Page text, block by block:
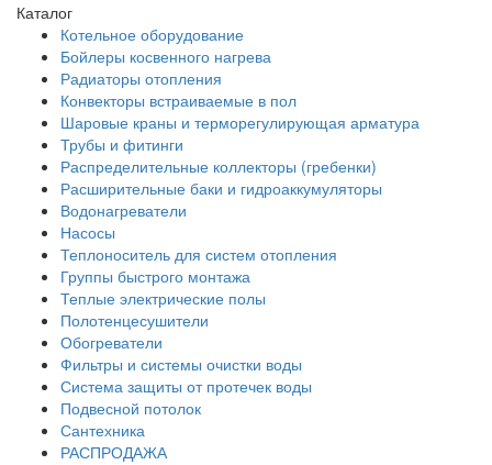
Каталог
Котельное оборудование
Бойлеры косвенного нагрева
Радиаторы отопления
Конвекторы встраиваемые в пол
Шаровые краны и терморегулирующая арматура
Трубы и фитинги
Распределительные коллекторы (гребенки)
Расширительные баки и гидроаккумуляторы
Водонагреватели
Насосы
Теплоноситель для систем отопления
Группы быстрого монтажа
Теплые электрические полы
Полотенцесушители
Обогреватели
Фильтры и системы очистки воды
Система защиты от протечек воды
Подвесной потолок
Сантехника
РАСПРОДАЖА